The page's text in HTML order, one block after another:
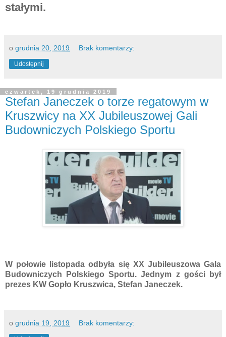
stałymi.
o grudnia 20, 2019 Brak komentarzy:
Udostępnij
czwartek, 19 grudnia 2019
Stefan Janeczek o torze regatowym w
Kruszwicy na XX Jubileuszowej Gali
Budowniczych Polskiego Sportu
W połowie listopada odbyła się XX Jubileuszowa Gala
Budowniczych Polskiego Sportu. Jednym z gości był
prezes KW Gopło Kruszwica, Stefan Janeczek.
o grudnia 19, 2019 Brak komentarzy: